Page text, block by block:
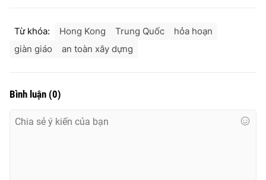
thuận bằng văn bản. Ghi rõ nguồn VTV.vn khi phát hành lại
thông tin từ website này.
Từ khóa: Hong Kong Trung Quốc
hỏa hoạn
giàn giáo
an toàn xây dựng
Bình luận (0)